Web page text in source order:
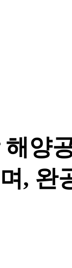
양
, 완